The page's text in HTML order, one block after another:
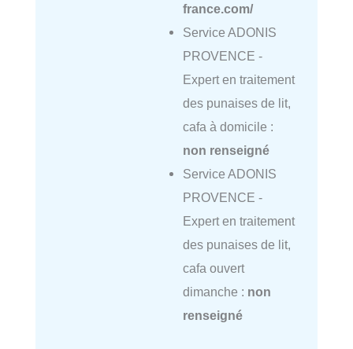
france.com/
Service ADONIS
PROVENCE -
Expert en traitement
des punaises de lit,
cafa à domicile :
non renseigné
Service ADONIS
PROVENCE -
Expert en traitement
des punaises de lit,
cafa ouvert
dimanche : non
renseigné